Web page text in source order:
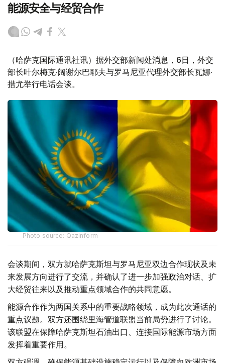
能源安全与经贸合作
（哈萨克国际通讯社讯）据外交部新闻处消息，6日，外交
部长叶尔梅克·阔谢尔巴耶夫与罗马尼亚代理外交部长瓦娜·
措尤举行电话会谈。
Photo source: Qazinform
会谈期间，双方就哈萨克斯坦与罗马尼亚双边合作现状及未
来发展方向进行了交流，并确认了进一步加强政治对话、扩
大经贸往来以及推动重点领域合作的共同意愿。
能源合作作为两国关系中的重要战略领域，成为此次通话的
重点议题。双方还围绕里海管道联盟当前局势进行了讨论。
该联盟在保障哈萨克斯坦石油出口、连接国际能源市场方面
发挥着重要作用。